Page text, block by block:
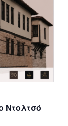
Ντολτσό